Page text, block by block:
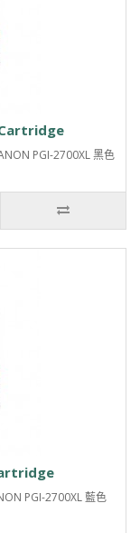
Cartridge
PGI-2700XL 黑色
PGI-2700XL 藍色